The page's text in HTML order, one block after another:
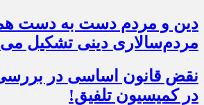
دین و مردم دست به‌ دست هم
مردم‌سالاری دینی تشکیل
نقض قانون اساسی در بررسی
در کمیسیون تلفیق!